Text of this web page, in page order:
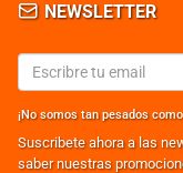
NEWSLETTER
¡No somos tan pesados
Suscribete ahora a las
saber nuestras